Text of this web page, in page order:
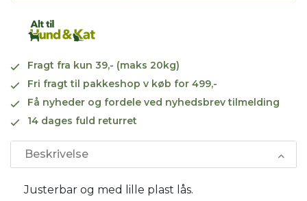
Fragt fra kun 39,- (maks 20kg)
Fri fragt til pakkeshop v køb for 499,-
Få nyheder og fordele ved nyhedsbrev tilmelding
14 dages fuld returret
Beskrivelse
Justerbar og med lille plast lås.